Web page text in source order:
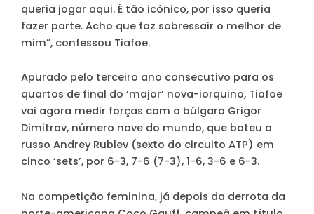
queria jogar aqui. É tão icónico, por isso queria
fazer parte. Acho que faz sobressair o melhor de
mim”, confessou Tiafoe.
Apurado pelo terceiro ano consecutivo para os
quartos de final do ‘major’ nova-iorquino, Tiafoe
vai agora medir forças com o búlgaro Grigor
Dimitrov, número nove do mundo, que bateu o
russo Andrey Rublev (sexto do circuito ATP) em
cinco ‘sets’, por 6-3, 7-6 (7-3), 1-6, 3-6 e 6-3.
Na competição feminina, já depois da derrota da